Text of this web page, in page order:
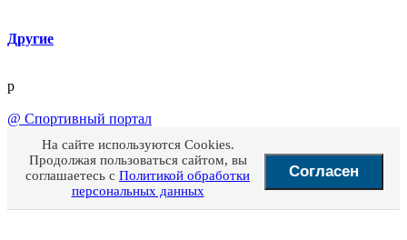
Другие
p
@ Спортивный портал
На сайте используются Cookies.
Продолжая пользоваться сайтом, вы
соглашаетесь с Политикой обработки
персональных данных
Согласен